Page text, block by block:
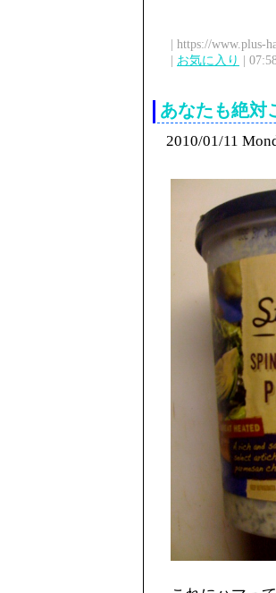
| https://www.plus-
| お気に入り |
あなたも絶対
2010/01/11